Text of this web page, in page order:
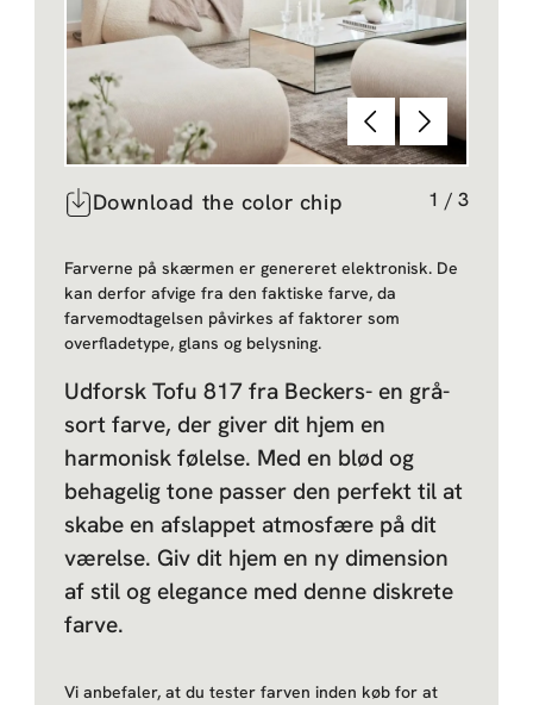
ForrigeNæste
Download the color chip 1 / 3
Farverne på skærmen er genereret elektronisk. De
kan derfor afvige fra den faktiske farve, da
farvemodtagelsen påvirkes af faktorer som
overfladetype, glans og belysning.
Udforsk Tofu 817 fra Beckers- en grå-
sort farve, der giver dit hjem en
harmonisk følelse. Med en blød og
behagelig tone passer den perfekt til at
skabe en afslappet atmosfære på dit
værelse. Giv dit hjem en ny dimension
af stil og elegance med denne diskrete
farve.
Vi anbefaler, at du tester farven inden køb for at